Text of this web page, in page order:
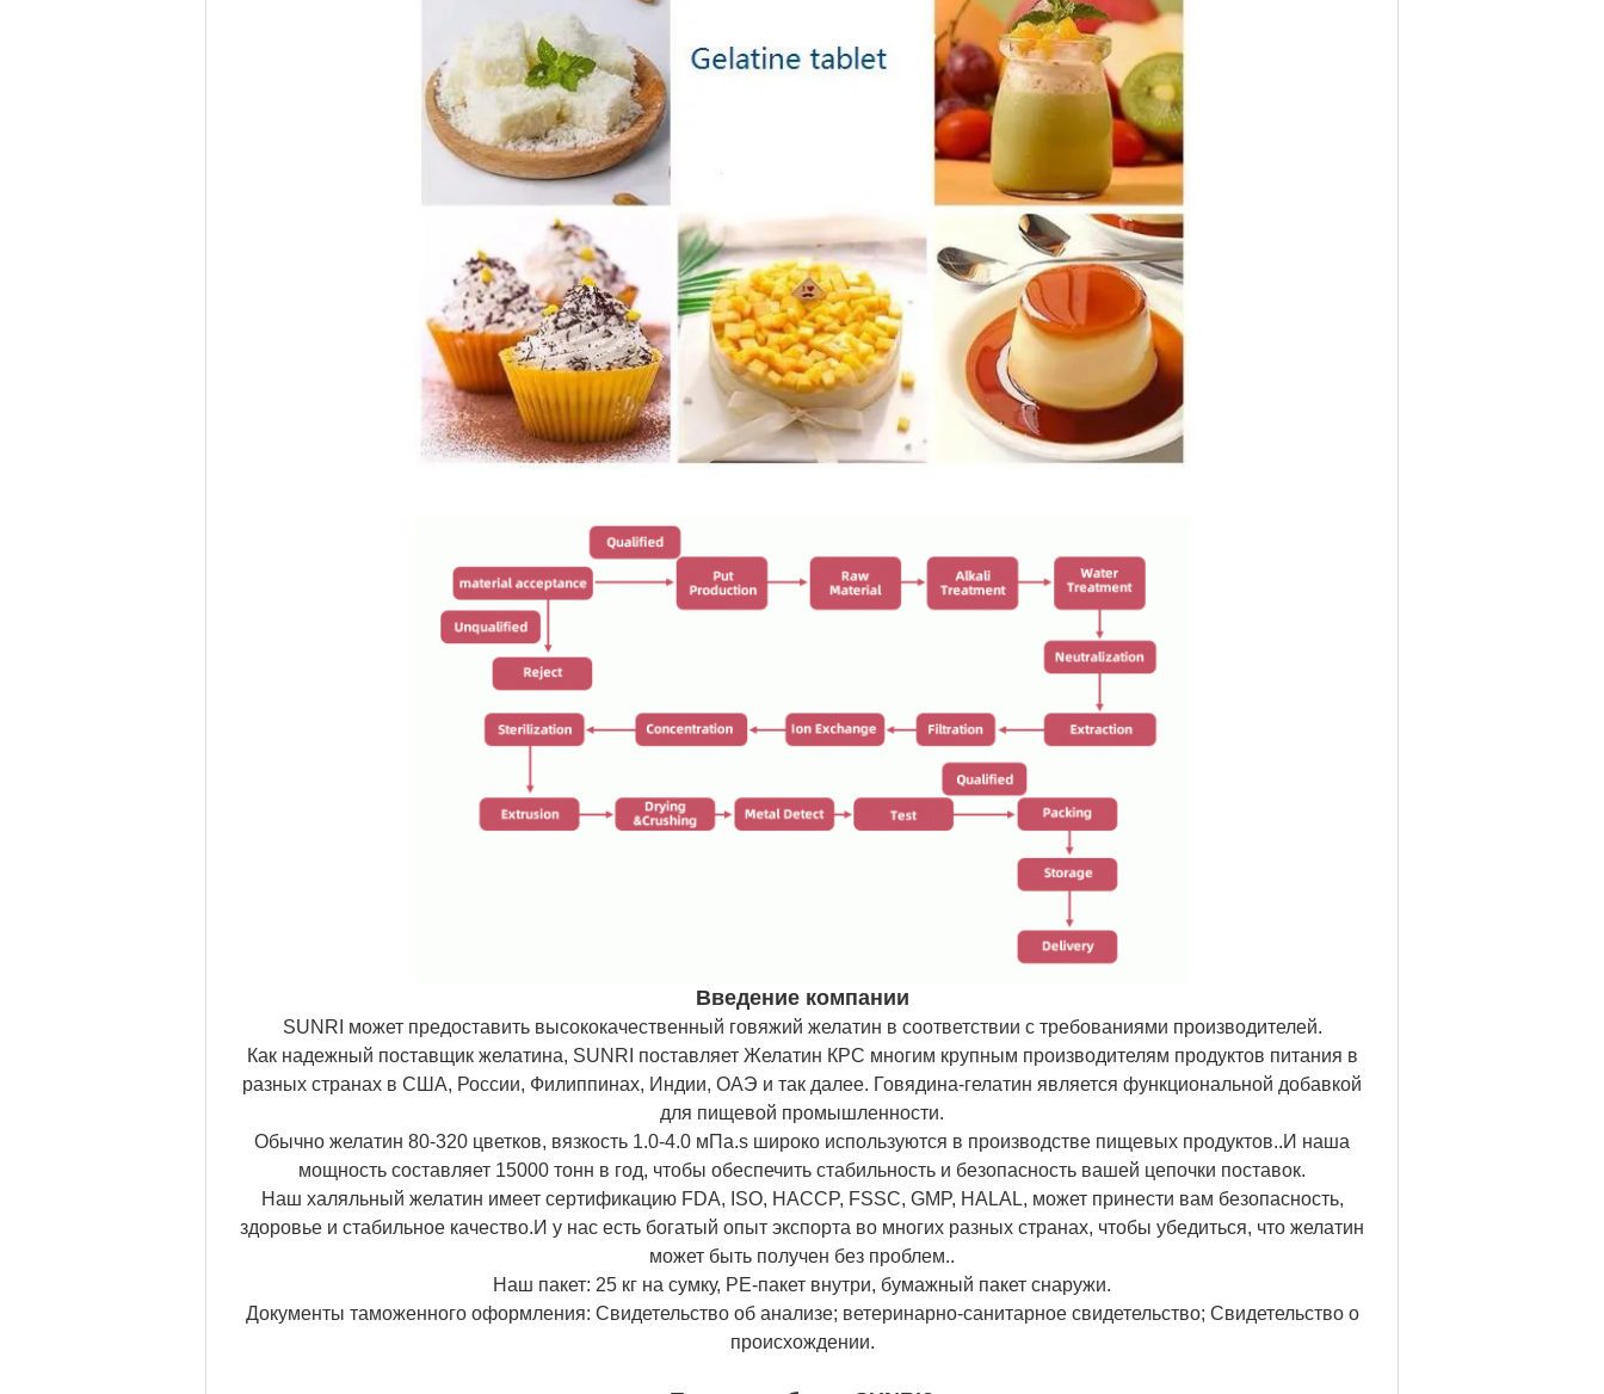
Введение компании
SUNRI может предоставить высококачественный говяжий желатин в соответствии с требованиями производителей.
Как надежный поставщик желатина, SUNRI поставляет Желатин КРС многим крупным производителям продуктов питания в
разных странах в США, России, Филиппинах, Индии, ОАЭ и так далее. Говядина-гелатин является функциональной добавкой
для пищевой промышленности.
Обычно желатин 80-320 цветков, вязкость 1.0-4.0 мПа.s широко используются в производстве пищевых продуктов..И наша
мощность составляет 15000 тонн в год, чтобы обеспечить стабильность и безопасность вашей цепочки поставок.
Наш халяльный желатин имеет сертификацию FDA, ISO, HACCP, FSSC, GMP, HALAL, может принести вам безопасность,
здоровье и стабильное качество.И у нас есть богатый опыт экспорта во многих разных странах, чтобы убедиться, что желатин
может быть получен без проблем..
Наш пакет: 25 кг на сумку, PE-пакет внутри, бумажный пакет снаружи.
Документы таможенного оформления: Свидетельство об анализе; ветеринарно-санитарное свидетельство; Свидетельство о
происхождении.